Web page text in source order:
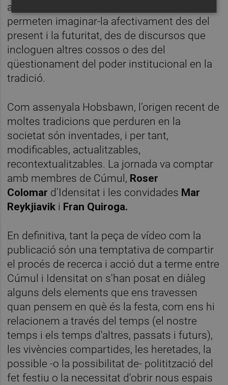
analitzar elements de la festa que ens
permeten imaginar-la afectivament des del
present i la futuritat, des de discursos que
incloguen altres cossos o des del
qüestionament del poder institucional en la
tradició.
Com assenyala Hobsbawn, l’origen recent de
moltes tradicions que perduren en la
societat són inventades, i per tant,
modificables, actualitzables,
recontextualitzables. La jornada va comptar
amb membres de Cúmul, Roser
Colomar d’Idensitat i les convidades Mar
Reykjiavik i Fran Quiroga.
En definitiva, tant la peça de vídeo com la
publicació són una temptativa de compartir
el procés de recerca i acció dut a terme entre
Cúmul i Idensitat on s'han posat en diàleg
alguns dels elements que ens travessen
quan pensem en què és la festa, com ens hi
relacionem a través del temps (el nostre
temps i els temps d'altres, passats i futurs),
les vivències compartides, les heretades, la
possible -o la possibilitat de- politització del
fet festiu o la necessitat d'obrir nous espais